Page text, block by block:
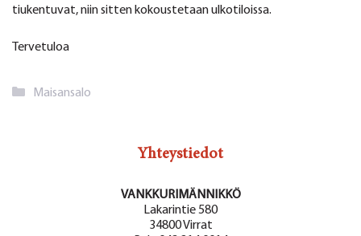
tiukentuvat, niin sitten kokoustetaan ulkotiloissa.
Tervetuloa
Kategoriat
Maisansalo
Yhteystiedot
VANKKURIMÄNNIKKÖ
Lakarintie 580
34800 Virrat